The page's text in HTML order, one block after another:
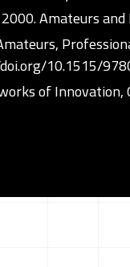
Amateurs
10.1515/
of